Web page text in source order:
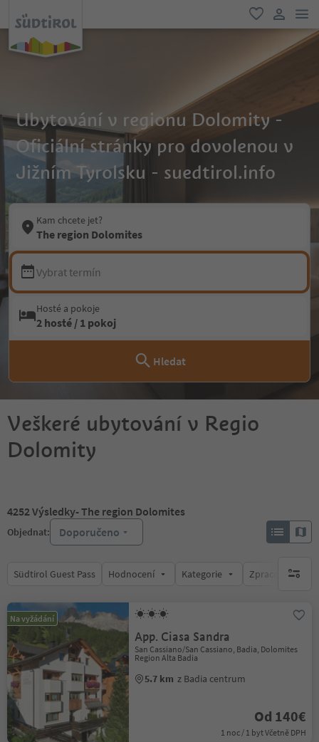
oblíbené
Ubytování v regionu Dolomity -
Oficiální stránky pro dovolenou v
Jižním Tyrolsku - suedtirol.info
Kam chcete jet?
The region Dolomites
Vybrat termín
Hosté a pokoje
2 hosté / 1 pokoj
Hledat
Veškeré ubytování v Regio
Dolomity
4252Výsledky- The region Dolomites
Objednat: Doporučeno
Südtirol Guest Pass Hodnocení Kategorie Zpracovávábrak
Na vyžádání
App. Ciasa Sandra
San Cassiano/San Cassiano, Badia, Dolomites
Region Alta Badia
5.7 km z Badia centrum
Od 140€
1 noc / 1 byt Včetně DPH